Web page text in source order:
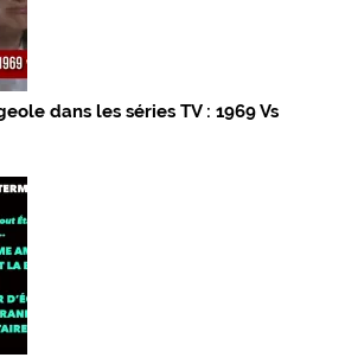
dans les séries TV : 1969 Vs